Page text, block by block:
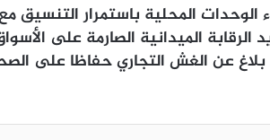
المحلية باستمرار التنسيق
الميدانية الصارمة على
عن الغش التجاري حفاظا على